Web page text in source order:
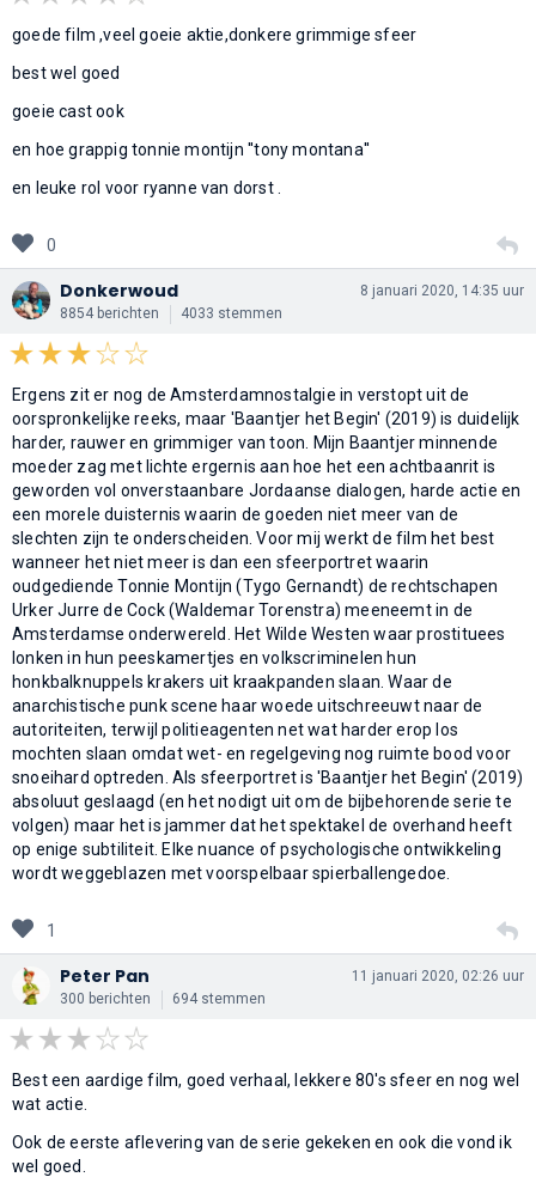
goede film ,veel goeie aktie,donkere grimmige sfeer
best wel goed
goeie cast ook
en hoe grappig tonnie montijn ''tony montana''
en leuke rol voor ryanne van dorst .
0
Donkerwoud
8854 berichten 4033 stemmen
8 januari 2020, 14:35 uur
Ergens zit er nog de Amsterdamnostalgie in verstopt uit de
oorspronkelijke reeks, maar 'Baantjer het Begin' (2019) is duidelijk
harder, rauwer en grimmiger van toon. Mijn Baantjer minnende
moeder zag met lichte ergernis aan hoe het een achtbaanrit is
geworden vol onverstaanbare Jordaanse dialogen, harde actie en
een morele duisternis waarin de goeden niet meer van de
slechten zijn te onderscheiden. Voor mij werkt de film het best
wanneer het niet meer is dan een sfeerportret waarin
oudgediende Tonnie Montijn (Tygo Gernandt) de rechtschapen
Urker Jurre de Cock (Waldemar Torenstra) meeneemt in de
Amsterdamse onderwereld. Het Wilde Westen waar prostituees
lonken in hun peeskamertjes en volkscriminelen hun
honkbalknuppels krakers uit kraakpanden slaan. Waar de
anarchistische punk scene haar woede uitschreeuwt naar de
autoriteiten, terwijl politieagenten net wat harder erop los
mochten slaan omdat wet- en regelgeving nog ruimte bood voor
snoeihard optreden. Als sfeerportret is 'Baantjer het Begin' (2019)
absoluut geslaagd (en het nodigt uit om de bijbehorende serie te
volgen) maar het is jammer dat het spektakel de overhand heeft
op enige subtiliteit. Elke nuance of psychologische ontwikkeling
wordt weggeblazen met voorspelbaar spierballengedoe.
1
Peter Pan
300 berichten 694 stemmen
11 januari 2020, 02:26 uur
Best een aardige film, goed verhaal, lekkere 80's sfeer en nog wel
wat actie.
Ook de eerste aflevering van de serie gekeken en ook die vond ik
wel goed.